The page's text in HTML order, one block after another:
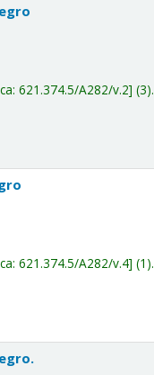
621.374.5/A282/v.2 (3).
621.374.5/A282/v.4 (1).